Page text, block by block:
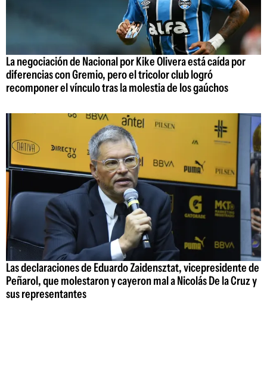
La negociación de Nacional por Kike Olivera está caída por
diferencias con Gremio, pero el tricolor club logró
recomponer el vínculo tras la molestia de los gaúchos
Las declaraciones de Eduardo Zaidensztat, vicepresidente de
Peñarol, que molestaron y cayeron mal a Nicolás De la Cruz y
sus representantes